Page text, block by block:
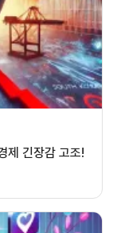
제 긴장감 고조!